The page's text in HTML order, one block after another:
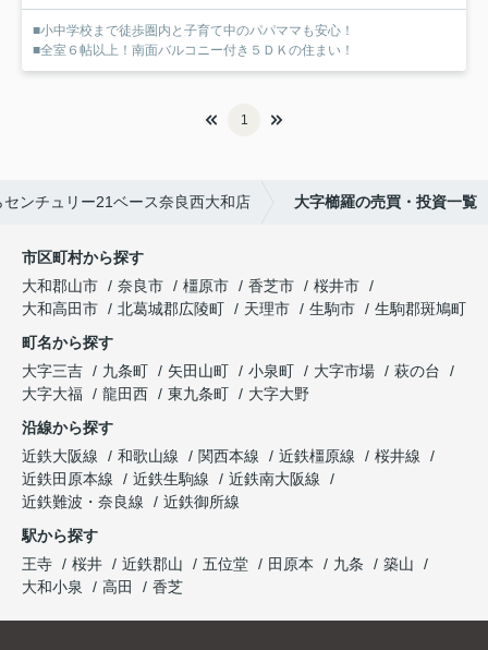
■小中学校まで徒歩圏内と子育て中のパパママも安心！
■全室６帖以上！南面バルコニー付き５ＤＫの住まい！
1
ンチュリー21ベース奈良西大和店 大字櫛羅の売買・投資一覧
市区町村から探す
大和郡山市
奈良市 橿原市 香芝市
桜井市
大和高田市
北葛城郡広陵町 天理市 生駒市
生駒郡斑鳩町
町名から探す
大字三吉
九条町 矢田山町 小泉町 大字市場
萩の台
大字大福
龍田西 東九条町
大字大野
沿線から探す
近鉄大阪線
和歌山線 関西本線 近鉄橿原線
桜井線
近鉄田原本線
近鉄生駒線
近鉄南大阪線
近鉄難波・奈良線
近鉄御所線
駅から探す
王寺
桜井 近鉄郡山 五位堂 田原本 九条
築山
大和小泉
高田 香芝